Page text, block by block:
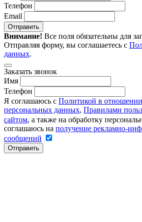
Телефон
Email
Отправить
Внимание! Все поля обязательны для
Отправляя форму, вы соглашаетесь с
данных.
Заказать звонок
Имя
Телефон
Я соглашаюсь с Политикой в
персональных данных, Правилами
сайтом, а также на обработку
соглашаюсь на получение рекламно-
сообщений
Отправить